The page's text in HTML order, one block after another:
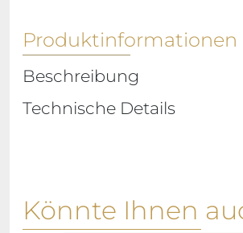
Produktinformationen
Beschreibung
Technische Details
Könnte Ihnen